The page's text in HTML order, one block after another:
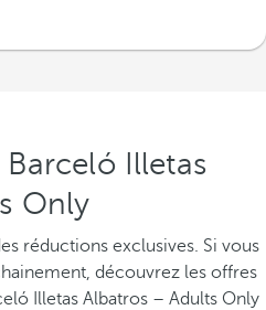
Barceló Illetas
Only
réductions exclusives. Si vous
découvrez les offres
Illetas Albatros – Adults Only